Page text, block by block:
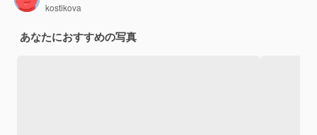
kostikova
あなたにおすすめの写真